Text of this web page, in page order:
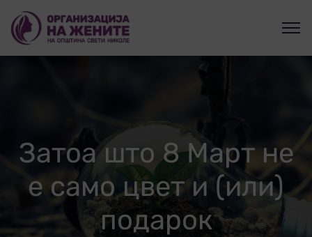
Затоа што 8 Март не
е само цвет и (или)
подарок